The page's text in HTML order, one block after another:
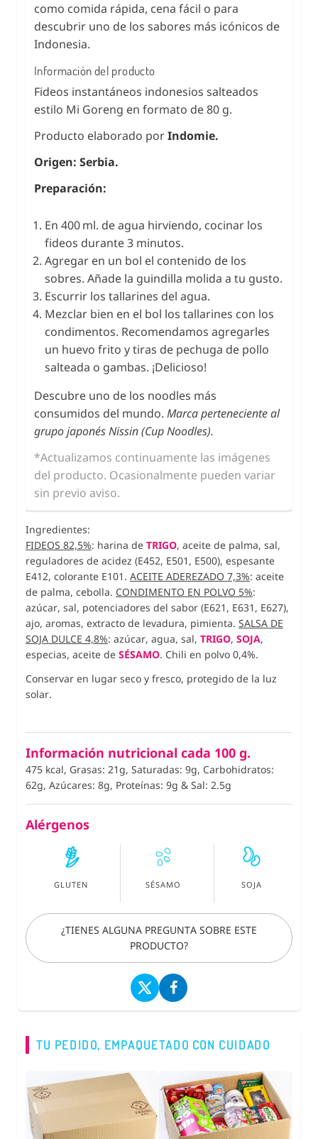
como comida rápida, cena fácil o para
descubrir uno de los sabores más icónicos de
Indonesia.
Información del producto
Fideos instantáneos indonesios salteados
estilo Mi Goreng en formato de 80 g.
Producto elaborado porIndomie.
Origen: Serbia.
Preparación:
En 400 ml. de agua hirviendo, cocinar los
fideos durante 3 minutos.
Agregar en un bol el contenido de los
sobres. Añade la guindilla molida a tu gusto.
Escurrir los tallarines del agua.
Mezclar bien en el bol los tallarines con los
condimentos. Recomendamos agregarles
un huevo frito y tiras de pechuga de pollo
salteada o gambas. ¡Delicioso!
Descubre uno de los noodles más
consumidos del mundo. Marca perteneciente al
grupo japonés Nissin (Cup Noodles).
*Actualizamos continuamente las imágenes
del producto. Ocasionalmente pueden variar
sin previo aviso.
Ingredientes:
FIDEOS 82,5%: harina de TRIGO, aceite de palma, sal,
reguladores de acidez (E452, E501, E500), espesante
E412, colorante E101. ACEITE ADEREZADO 7,3%: aceite
de palma, cebolla. CONDIMENTO EN POLVO 5%:
azúcar, sal, potenciadores del sabor (E621, E631, E627),
ajo, aromas, extracto de levadura, pimienta. SALSA DE
SOJA DULCE 4,8%: azúcar, agua, sal, TRIGO, SOJA,
especias, aceite de SÉSAMO. Chili en polvo 0,4%.
Conservar en lugar seco y fresco, protegido de la luz
solar.
Información nutricional cada 100 g.
475 kcal, Grasas: 21g, Saturadas: 9g, Carbohidratos:
62g, Azúcares: 8g, Proteínas: 9g & Sal: 2.5g
Alérgenos
GLUTEN SÉSAMO SOJA
¿TIENES ALGUNA PREGUNTA SOBRE ESTE
PRODUCTO?
TU PEDIDO, EMPAQUETADO CON CUIDADO